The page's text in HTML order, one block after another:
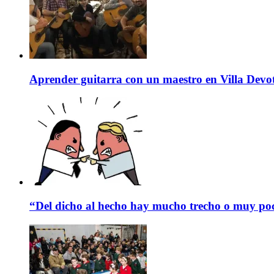
Aprender guitarra con un maestro en Villa
“Del dicho al hecho hay mucho trecho o muy